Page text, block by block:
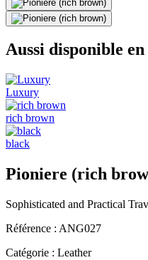
Aussi disponible en
Luxury
rich brown
black
Pioniere (rich
Sophisticated and Practical
Référence : ANG027
Catégorie : Leather